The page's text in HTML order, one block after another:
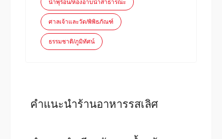
น้ำพุร้อน/ห้องอาบน้ำสาธารณะ
ศาลเจ้าและวัด/พิพิธภัณฑ์
ธรรมชาติ/ภูมิทัศน์
คำแนะนำร้านอาหารรสเลิศ